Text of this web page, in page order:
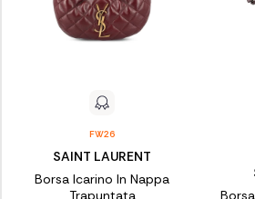
FW26
SAINT LAURENT
Borsa Icarino In Nappa
Trapuntata